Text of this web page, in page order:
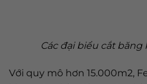
Các đại biểu cắt băng
Với quy mô hơn 15.000m2,